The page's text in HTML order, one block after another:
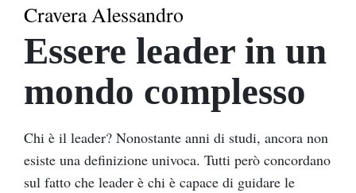
Cravera Alessandro
Essere leader in un
mondo complesso
Chi è il leader? Nonostante anni di studi, ancora non
esiste una definizione univoca. Tutti però concordano
sul fatto che leader è chi è capace di guidare le